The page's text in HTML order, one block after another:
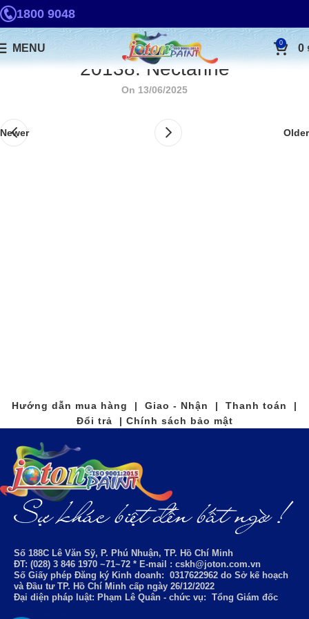
1800 9048
MENU 0 0
20138. Nectarine
On 13/06/2025
Newer Older
Hướng dẫn mua hàng | Giao - Nhận | Thanh toán |
Đổi trả | Chính sách bảo mật
Số 188C Lê Văn Sỹ, P. Phú Nhuận, TP. Hồ Chí Minh
ĐT: (028) 3 846 1970 ~71~72 * E-mail : cskh@joton.com.vn
Số Giấy phép Đăng ký Kinh doanh: 0317622962 do Sở kế hoạch
và Đầu tư TP. Hồ Chí Minh cấp ngày 26/12/2022
Đại diện pháp luật: Phạm Lê Quân - chức vụ: Tổng Giám đốc